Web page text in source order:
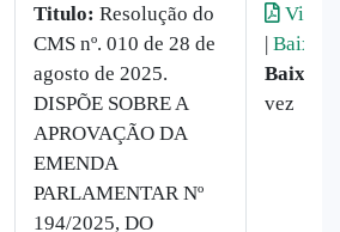
Titulo: Resolução do
CMS nº. 010 de 28 de
agosto de 2025.
DISPÕE SOBRE A
APROVAÇÃO DA
EMENDA
PARLAMENTAR Nº
194/2025, DO
| Baixar
vez